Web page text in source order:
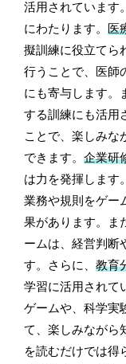
活用されています
にわたります。医
擬訓練に役立てら
行うことで、医師
にも寄与します。
する訓練にも活用
ことで、楽しみな
できます。企業研
は力を発揮します
業務や規則をゲー
果があります。ま
ームは、経営判断
す。さらに、教育
学習に活用されて
ゲームや、科学実
て、楽しみながら
を読むだけでは得